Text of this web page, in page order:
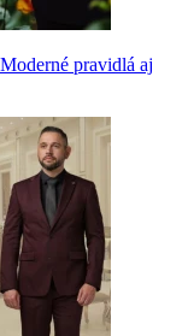
pravidlá aj